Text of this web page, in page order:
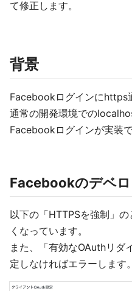
て修正します。
背景
Facebookログインにhttps
通常の開発環境での
Facebookログインが実装で
Facebookのデベ
以下の「HTTPSを強制」
くなっています。
また、「有効なOAuthリダ
定しなければエラーします。